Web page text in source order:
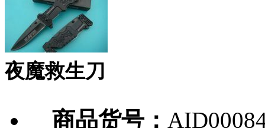
夜魔救生刀
商品货号：